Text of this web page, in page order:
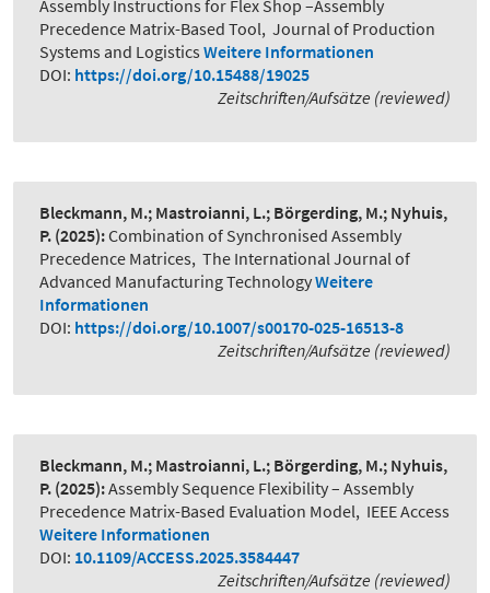
Assembly Instructions for Flex Shop –Assembly
Precedence Matrix-Based Tool, Journal of Production
Systems and Logistics Weitere Informationen
DOI: https://doi.org/10.15488/19025
Zeitschriften/Aufsätze (reviewed)
Bleckmann, M.; Mastroianni, L.; Börgerding, M.; Nyhuis,
P. (2025):Combination of Synchronised Assembly
Precedence Matrices, The International Journal of
Advanced Manufacturing TechnologyWeitere
Informationen
DOI: https://doi.org/10.1007/s00170-025-16513-8
Zeitschriften/Aufsätze (reviewed)
Bleckmann, M.; Mastroianni, L.; Börgerding, M.; Nyhuis,
P. (2025):Assembly Sequence Flexibility – Assembly
Precedence Matrix-Based Evaluation Model, IEEE Access
Weitere Informationen
DOI: 10.1109/ACCESS.2025.3584447
Zeitschriften/Aufsätze (reviewed)